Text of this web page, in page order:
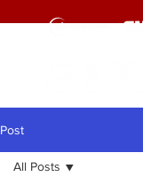
Post
All Posts